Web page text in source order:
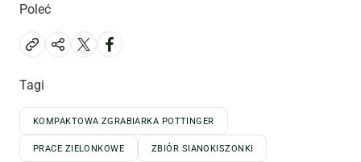
Poleć
Tagi
KOMPAKTOWA ZGRABIARKA POTTINGER
PRACE ZIELONKOWE ZBIÓR SIANOKISZONKI